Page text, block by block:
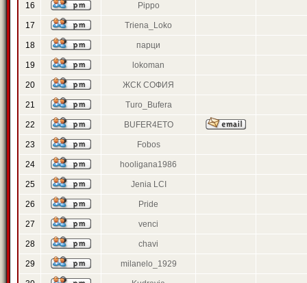
16 Pippo
17 Triena_Loko
18 парци
19 lokoman
20 ЖСК СОФИЯ
21 Turo_Bufera
22 BUFER4ETO
23 Fobos
24 hooligana1986
25 Jenia LCI
26 Pride
27 venci
28 chavi
29 milanelo_1929